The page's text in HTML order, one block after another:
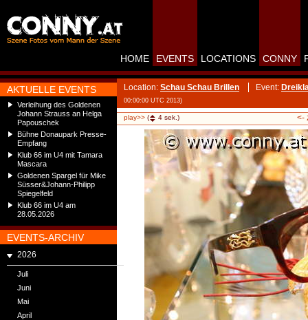
AKTUELLE EVENTS
Verleihung des Goldenen
Johann Strauss an Helga
Papouschek
Bühne Donaupark Presse-
Empfang
Klub 66 im U4 mit Tamara
Mascara
Goldenen Spargel für Mike
Süsser&Johann-Philipp
Spiegelfeld
Klub 66 im U4 am
28.05.2026
EVENTS-ARCHIV
2026
Juli
Juni
Mai
April
HOME EVENTS LOCATIONS CONNY
Location: Schau Schau Brillen Event:
00:00:00 UTC 2013)
play>> ( 4 sek.) <-